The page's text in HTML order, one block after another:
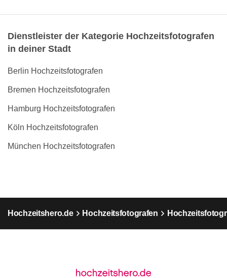
Dienstleister der Kategorie Hochzeitsfotografen
in deiner Stadt
Berlin Hochzeitsfotografen
Bremen Hochzeitsfotografen
Hamburg Hochzeitsfotografen
Köln Hochzeitsfotografen
München Hochzeitsfotografen
Hochzeitshero.de Hochzeitsfotografen